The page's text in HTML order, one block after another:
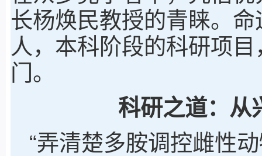
长杨焕民教授的青睐。
人，本科阶段的科研项
门。
科研之道：从
“弄清楚多胺调控雌性